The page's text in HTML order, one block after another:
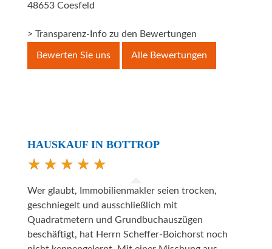
48653 Coesfeld
> Transparenz-Info zu den Bewertungen
Bewerten Sie uns Alle Bewertungen
HAUSKAUF IN BOTTROP
Wer glaubt, Immobilienmakler seien trocken,
geschniegelt und ausschließlich mit
Quadratmetern und Grundbuchauszügen
beschäftigt, hat Herrn Scheffer-Boichorst noch